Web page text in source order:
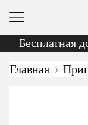
Бесплатная
Главная